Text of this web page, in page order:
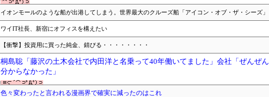
イオンモールのような船が出港してしまう。世界最大のクルーズ船「アイコン・オブ・ザ・シーズ」
ワイIT社長、新宿にオフィスを構えたい
【衝撃】投資用に買った純金、錆びる・・・・・・・・
桐島聡「藤沢の土木会社で内田洋と名乗って40年働いてました」会社「ぜんぜん
分からなかった」
色々変わったと言われる漫画界で確実に減ったのはこれ